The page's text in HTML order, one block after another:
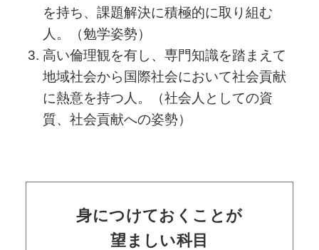
を持ち、課題解決に積極的に取り組む
人。（勉学姿勢）
高い倫理観を有し、専門知識を踏まえて
地域社会から国際社会において社会貢献
に熱意を持つ人。（社会人としての資
質、社会貢献への姿勢）
身につけておくことが
望ましい科目